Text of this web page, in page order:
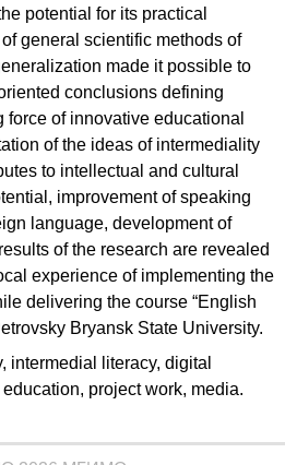
po­tential for its practical
general scientific methods of
made it possible to
conclusions defining
of innovative educational
of the ideas of intermediality
to intellectual and cultural
improvement of speaking
language, development of
of the research are revealed
experience of implementing the
delivering the course “English
Bryansk State University.
intermedial literacy, digital
project work, media.